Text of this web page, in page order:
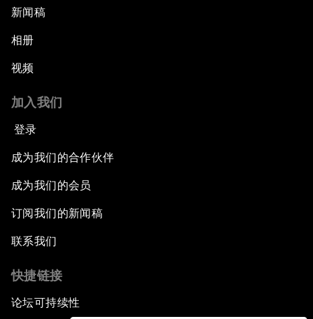
新闻稿
相册
视频
加入我们
登录
成为我们的合作伙伴
成为我们的会员
订阅我们的新闻稿
联系我们
快捷链接
论坛可持续性